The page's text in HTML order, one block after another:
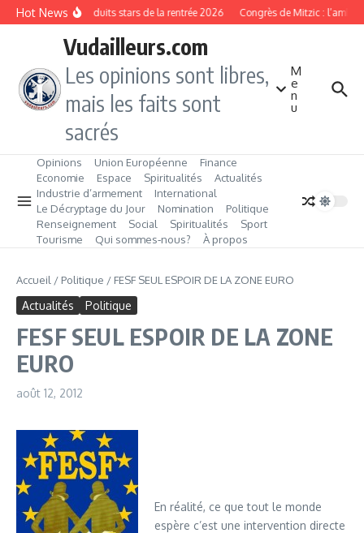
Aller au contenu
Hot NewsLes produits stars de la rentrée 2026 Congrès de Mitzic :
Vudailleurs.com
Les opinions sont libres,
mais les faits sont
sacrés
M
e
n
u
Opinions Union Européenne
Finance
Economie
Espace Spiritualités
Actualités
Industrie d’armement
International
Le Décryptage du Jour
Nomination
Politique
Renseignement
Social Spiritualités
Sport
Tourisme
Qui sommes‑nous? À propos
Accueil / Politique / FESF SEUL ESPOIR DE LA ZONE EURO
Actualités Politique
FESF SEUL ESPOIR DE LA ZONE
EURO
août 12, 2012
En réalité, ce que tout le monde
espère c’est une intervention directe